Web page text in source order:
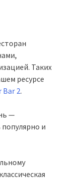
Таких
ресурсе
Bar 2.
—
и